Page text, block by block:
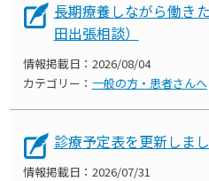
長期療養しながら働き
田出張相談）
情報掲載日： 2026/08/04
カテゴリー： 一般の方・患者さんへ
診療予定表を更新しま
情報掲載日： 2026/07/31